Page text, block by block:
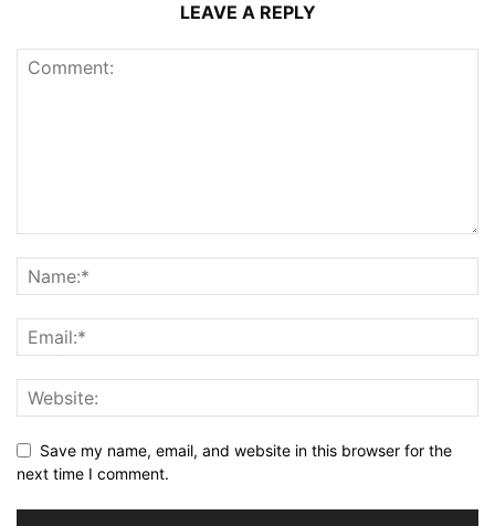
LEAVE A REPLY
Save my name, email, and website in this browser for the
next time I comment.